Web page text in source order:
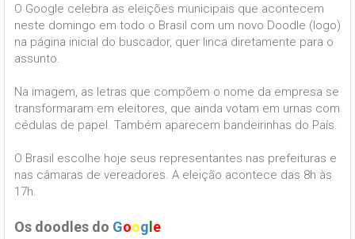
O Google celebra as eleições municipais que acontecem
neste domingo em todo o Brasil com um novo Doodle (logo)
na página inicial do buscador, quer linca diretamente para o
assunto.
Na imagem, as letras que compõem o nome da empresa se
transformaram em eleitores, que ainda votam em urnas com
cédulas de papel. Também aparecem bandeirinhas do País.
O Brasil escolhe hoje seus representantes nas prefeituras e
nas câmaras de vereadores. A eleição acontece das 8h às
17h.
Os doodles do Google